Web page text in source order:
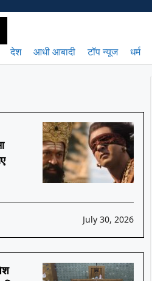
देश आधी आबादी टॉप न्यूज धर्म
July 30, 2026